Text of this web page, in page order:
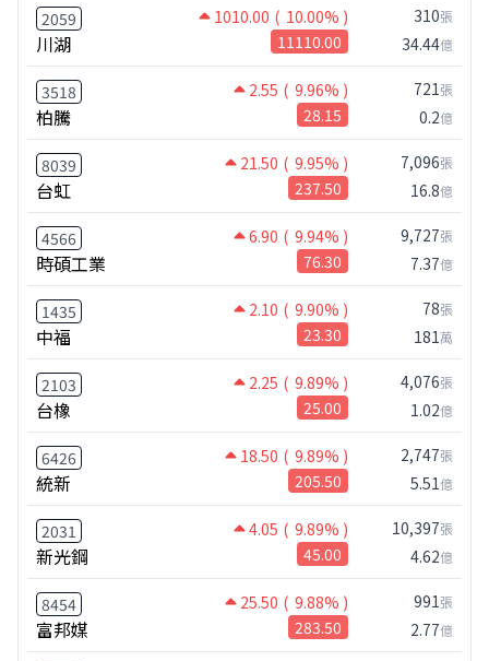
2059 1010.00 ( 10.00% )
川湖 11110.00
310張
34.44億
3518 2.55 ( 9.96% )
柏騰 28.15
721張
0.2億
8039 21.50 ( 9.95% )
台虹 237.50
7,096張
16.8億
4566 6.90 ( 9.94% )
時碩工業 76.30
9,727張
7.37億
1435 2.10 ( 9.90% )
中福 23.30
78張
181萬
2103 2.25 ( 9.89% )
台橡 25.00
4,076張
1.02億
6426 18.50 ( 9.89% )
統新 205.50
2,747張
5.51億
2031 4.05 ( 9.89% )
新光鋼 45.00
10,397張
4.62億
8454 25.50 ( 9.88% )
富邦媒 283.50
991張
2.77億